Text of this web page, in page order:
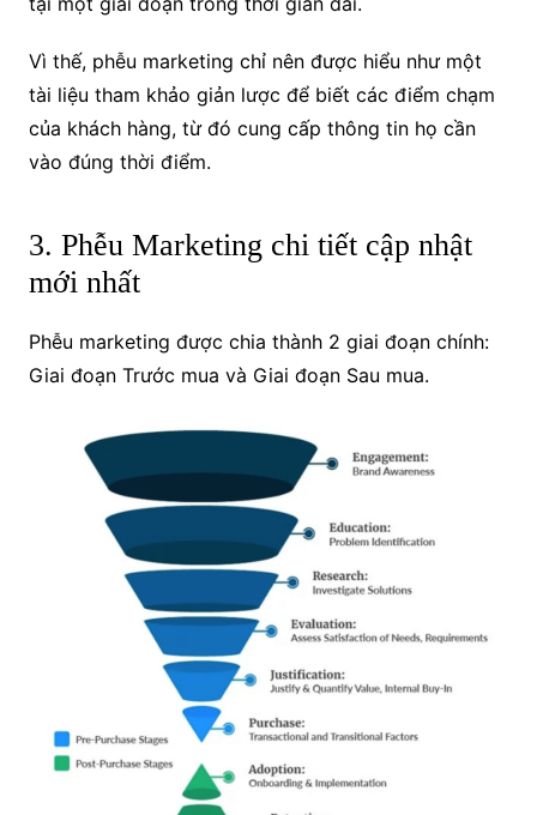
Vì thế, phễu marketing chỉ nên được hiểu như một
tài liệu tham khảo giản lược để biết các điểm chạm
của khách hàng, từ đó cung cấp thông tin họ cần
vào đúng thời điểm.
3. Phễu Marketing chi tiết cập nhật
mới nhất
Phễu marketing được chia thành 2 giai đoạn chính:
Giai đoạn Trước mua và Giai đoạn Sau mua.